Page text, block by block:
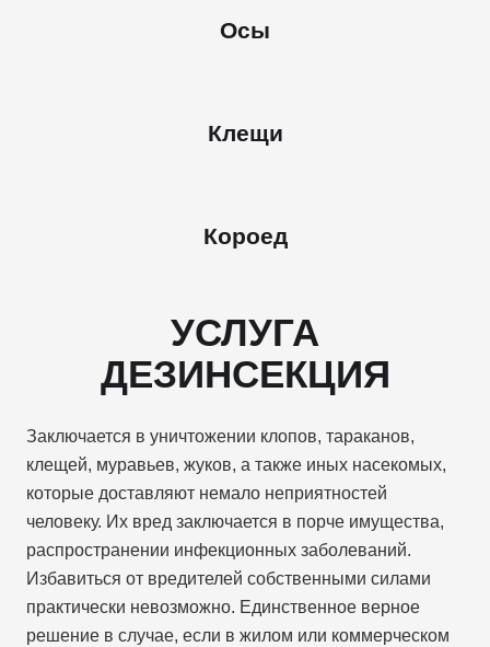
Осы
Клещи
Короед
УСЛУГА
ДЕЗИНСЕКЦИЯ
Заключается в уничтожении клопов, тараканов,
клещей, муравьев, жуков, а также иных насекомых,
которые доставляют немало неприятностей
человеку. Их вред заключается в порче имущества,
распространении инфекционных заболеваний.
Избавиться от вредителей собственными силами
практически невозможно. Единственное верное
решение в случае, если в жилом или коммерческом